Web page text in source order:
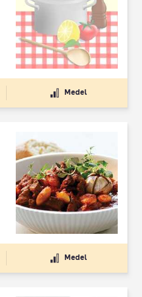
Medel
Medel